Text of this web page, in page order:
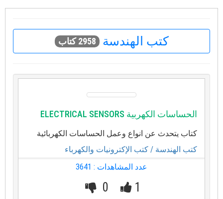
كتب الهندسة 2958 كتاب
الحساسات الكهربية ELECTRICAL SENSORS
كتاب يتحدث عن انواع وعمل الحساسات الكهربائية
كتب الهندسة / كتب الإكترونيات والكهرباء
عدد المشاهدات : 3641
1
0